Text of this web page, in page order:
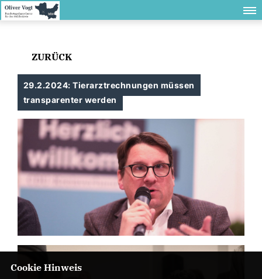
ZURÜCK
29.2.2024: Tierarztrechnungen müssen
transparenter werden
Cookie Hinweis